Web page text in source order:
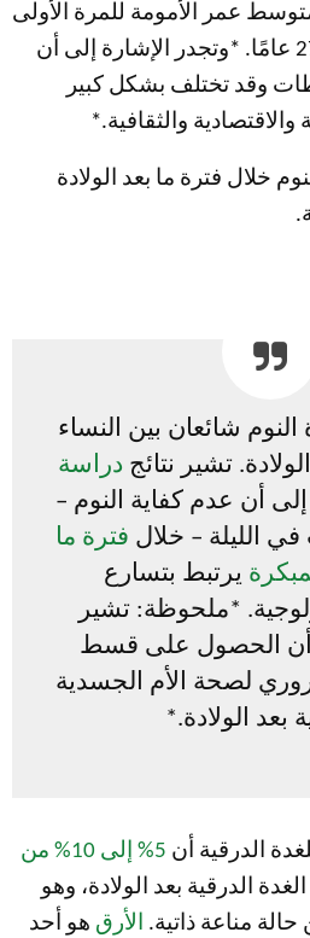
​​عمر الأمومة للمرة الأولى
في الولايات المتحدة 27.3 عامًا. *وتجدر الإشارة إلى أن
وقد تختلف بشكل كبير
والثقافية.*
خلال فترة ما بعد الولادة
النوم شائعان بين النساء
تشير نتائجدراسة
إلى أن عدم كفاية النوم –
فترة ما
يرتبط بتسارع
*ملحوظة: تشير
أن الحصول على قسط
لصحة الأم الجسدية
بعد الولادة.*
الدرقية أن
5% إلى 10% من
الدرقية بعد الولادة، وهو
حالة مناعة ذاتية.
الأرق هو أحد